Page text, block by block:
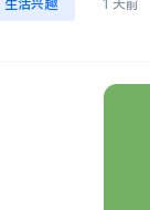
生活兴趣 1 天前